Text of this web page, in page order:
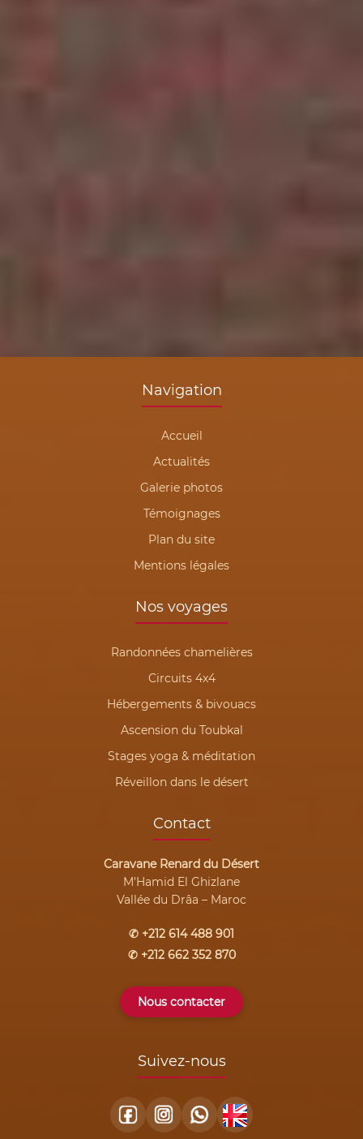
Navigation
Accueil
Actualités
Galerie photos
Témoignages
Plan du site
Mentions légales
Nos voyages
Randonnées chamelières
Circuits 4x4
Hébergements & bivouacs
Ascension du Toubkal
Stages yoga & méditation
Réveillon dans le désert
Contact
Caravane Renard du Désert
M'Hamid El Ghizlane
Vallée du Drâa – Maroc
✆ +212 614 488 901
✆ +212 662 352 870
Nous contacter
Suivez-nous